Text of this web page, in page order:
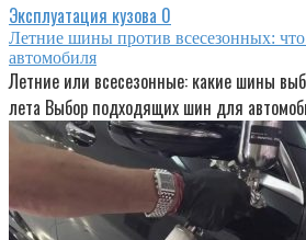
Эксплуатация кузова 0
Летние шины против всесезонных:
автомобиля
Летние или всесезонные: какие шины
лета Выбор подходящих шин для